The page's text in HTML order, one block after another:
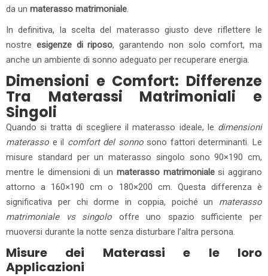
da un materasso matrimoniale
In definitiva, la scelta del materasso giusto deve riflettere le
nostre esigenze di riposo, garantendo non solo comfort, ma
anche un ambiente di sonno adeguato per recuperare energia.
Dimensioni e Comfort: Differenze
Tra Materassi Matrimoniali e
Singoli
Quando si tratta di scegliere il materasso ideale, le dimensioni
materasso e il comfort del sonnosono fattori determinanti. Le
misure standard per un materasso singolo sono 90×190 cm,
mentre le dimensioni di un materasso matrimonialesi aggirano
attorno a 160×190 cm o 180×200 cm. Questa differenza è
significativa per chi dorme in coppia, poiché un materasso
matrimoniale vs singolo offre uno spazio sufficiente per
muoversi durante la notte senza disturbare l’altra persona.
Misure dei Materassi e le loro
Applicazioni